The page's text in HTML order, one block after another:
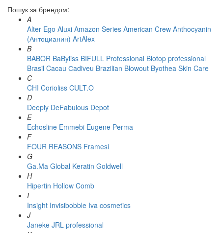
Пошук за брендом:
A
Alter Ego Aluxi Amazon Series American Crew Anthocyanin
(Антоцианин) ArtAlex
B
BABOR BaByliss BIFULL Professional Biotop professional
Brasil Cacau Сadiveu Brazilian Blowout Byothea Skin Care
C
CHI Corioliss CULT.O
D
Deeply DeFabulous Depot
E
Echosline Emmebi Eugene Perma
F
FOUR REASONS Framesi
G
Ga.Ma Global Keratin Goldwell
H
Hipertin Hollow Comb
I
Insight Invisibobble Iva cosmetics
J
Janeke JRL professional